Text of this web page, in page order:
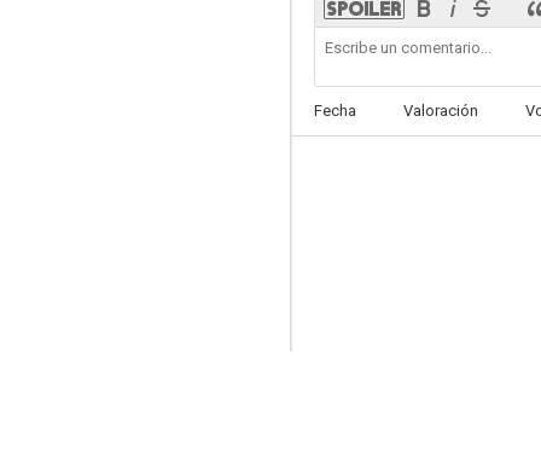
6.0
Fecha Valoración